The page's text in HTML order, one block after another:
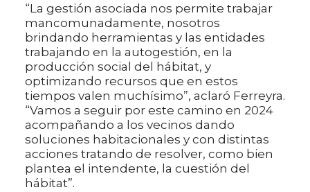
“La gestión asociada nos permite trabajar
mancomunadamente, nosotros
brindando herramientas y las entidades
trabajando en la autogestión, en la
producción social del hábitat, y
optimizando recursos que en estos
tiempos valen muchísimo”, aclaró Ferreyra.
“Vamos a seguir por este camino en 2024
acompañando a los vecinos dando
soluciones habitacionales y con distintas
acciones tratando de resolver, como bien
plantea el intendente, la cuestión del
hábitat”.